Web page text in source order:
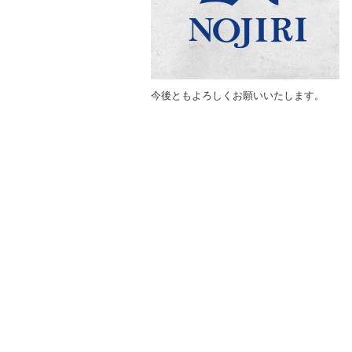
今後ともよろしくお願いいたします。